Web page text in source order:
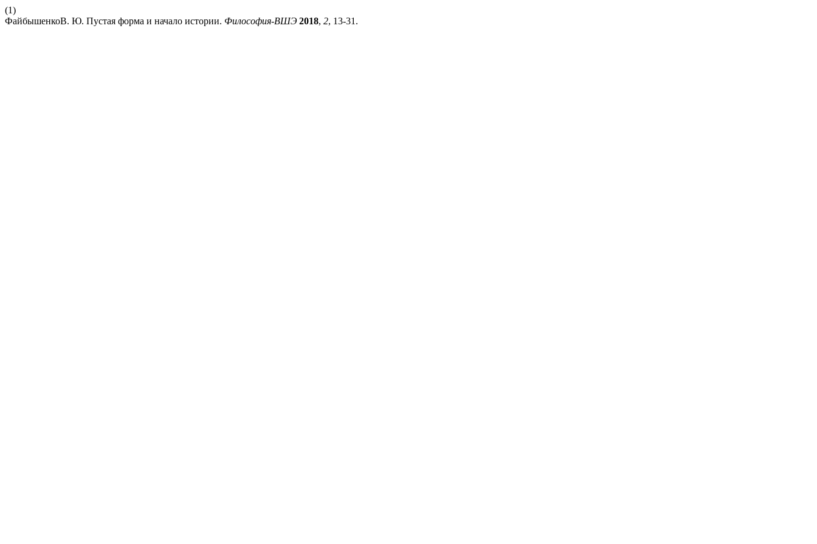
(1)
ФайбышенкоВ. Ю. Пустая форма и начало истории. Философия-ВШЭ 2018, 2, 13-31.